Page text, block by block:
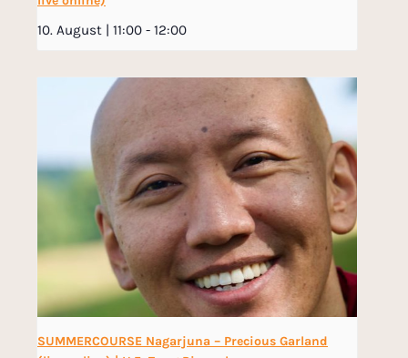
10. August | 11:00 - 12:00
SUMMERCOURSE Nagarjuna – Precious Garland